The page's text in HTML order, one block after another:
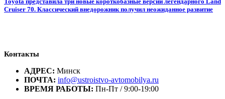
Cruiser 70. Классический внедорожник получил неожиданное развитие
Контакты
АДРЕС: Минск
ПОЧТА: info@ustroistvo-avtomobilya.ru
ВРЕМЯ РАБОТЫ: Пн-Пт / 9:00-19:00